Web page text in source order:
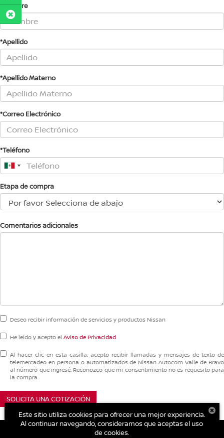
*Nombre
*Apellido
*Apellido Materno
*Correo Electrónico
*Teléfono
Etapa de compra
Comentarios adicionales
Deseo recibir información de servicios y productos Nissan
He leído y acepto el Aviso de Privacidad
Al hacer clic en esta casilla, acepto recibir llamadas y mensajes de texto de
telemercadeo en persona o automatizados de Nissan Autocom Valle de Bravo
al número que ingresé. Reconozco que mi consentimiento no es requesito para
la compra.
SOLICITA UNA COTIZACIÓN
Este sitio utiliza cookies para ofrecer una mejor experiencia.
Al continuar navegando, consideramos que aceptas el uso
de cookies.